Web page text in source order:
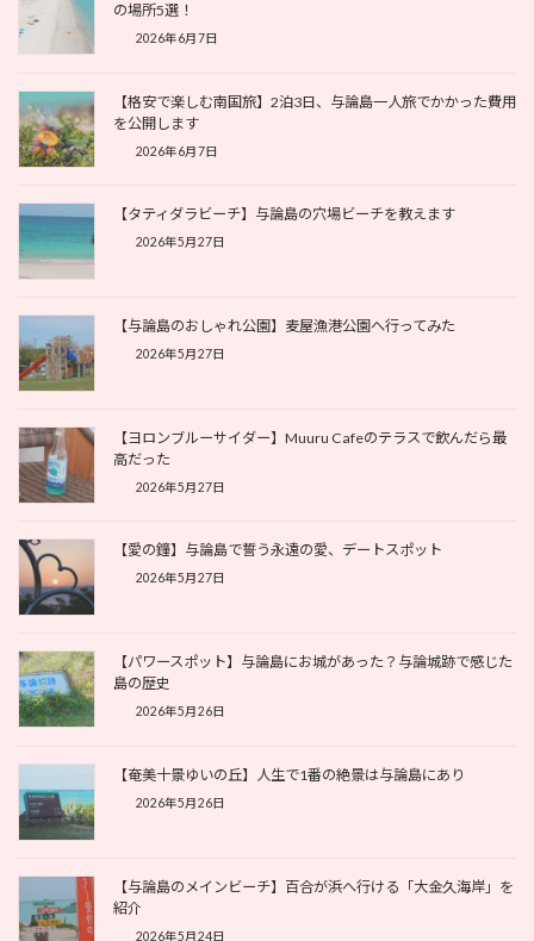
の場所5選！
2026年6月7日
【格安で楽しむ南国旅】2泊3日、与論島一人旅でかかった費用
を公開します
2026年6月7日
【タティダラビーチ】与論島の穴場ビーチを教えます
2026年5月27日
【与論島のおしゃれ公園】麦屋漁港公園へ行ってみた
2026年5月27日
【ヨロンブルーサイダー】Muuru Cafeのテラスで飲んだら最
高だった
2026年5月27日
【愛の鐘】与論島で誓う永遠の愛、デートスポット
2026年5月27日
【パワースポット】与論島にお城があった？与論城跡で感じた
島の歴史
2026年5月26日
【奄美十景ゆいの丘】人生で1番の絶景は与論島にあり
2026年5月26日
【与論島のメインビーチ】百合が浜へ行ける「大金久海岸」を
紹介
2026年5月24日